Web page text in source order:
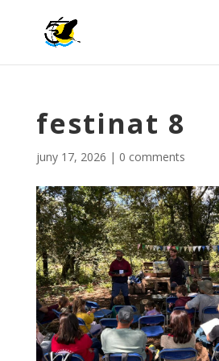
festinat 8
juny 17, 2026 | 0 comments